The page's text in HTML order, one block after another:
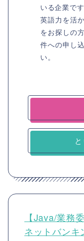
いる企業です
英語力を活
をお探しの
件への申し
い。
【Java/業務
ネットバン